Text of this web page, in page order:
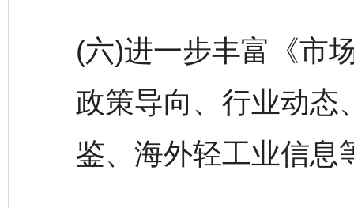
(六)进一步丰富《市
政策导向、行业动态
鉴、海外轻工业信息